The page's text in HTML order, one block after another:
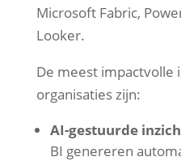
Microsoft Fabric,
Looker.
De meest impactvolle
organisaties zijn:
AI-gestuurde
BI genereren